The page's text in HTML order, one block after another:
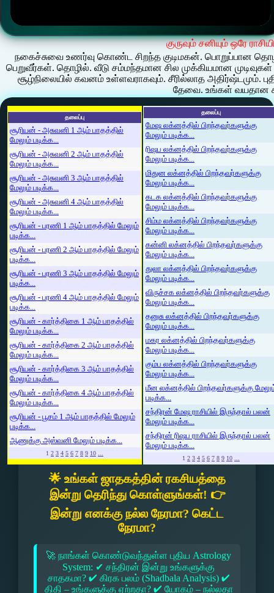
குருவும் சனியும் ஒரே
நகைச்சுவை உணர்வு கொண்ட சிறந்த குடிமகன். பொறுப்பான
பெறுவீர்கள். தொழில். வீடு சம்மந்தமான சில முக்கியமான முடிவுகள்
சூழ்நிலையில் கவனம் உள்ளவராகவும். சீரில்லாத அதிர்ஷ்டமும்.
தேவை. உங்கள் வயதான
தலைப்பு
சூரியன் - அசுவனி 1 ஆம் பாதத்தில்
மேலும் படிக்க...
சூரியன் - அசுவனி 2 ஆம் பாதத்தில்
மேலும் படிக்க...
சூரியன் - அசுவனி 3 ஆம் பாதத்தில்
மேலும் படிக்க...
சூரியன் - அசுவனி 4 ஆம் பாதத்தில்
மேலும் படிக்க...
சூரியன் - பரணி 1 ஆம் பாதத்தில் மேலும்
படிக்க...
சூரியன் - பரணி 2 ஆம் பாதத்தில் மேலும்
படிக்க...
சூரியன் - பரணி 3 ஆம் பாதத்தில் மேலும்
படிக்க...
சூரியன் - பரணி 4 ஆம் பாதத்தில் மேலும்
படிக்க...
சூரியன் - கார்த்திகை 1 ஆம் பாதத்தில்
மேலும் படிக்க...
சூரியன் - கார்த்திகை 2 ஆம் பாதத்தில்
மேலும் படிக்க...
சூரியன் - கார்த்திகை 3 ஆம் பாதத்தில்
மேலும் படிக்க...
சூரியன் - கார்த்திகை 4 ஆம் பாதத்தில்
மேலும் படிக்க...
சூரியன் - பூசம் 1 ஆம் பாதத்தில் மேலும்
படிக்க...
ஆணுக்கு அஸ்வனி மேலும் படிக்க...
1 2 3 4 5 6 7 8 9 10 ...
தலைப்பு
மேஷ லக்னத்தில் பிறந்தவர்களுக்கு
மேலும் படிக்க...
ரிஷப லக்னத்தில் பிறந்தவர்களுக்கு
மேலும் படிக்க...
மிதுன லக்னத்தில் பிறந்தவர்களுக்கு
மேலும் படிக்க...
கடக லக்னத்தில் பிறந்தவர்களுக்கு
மேலும் படிக்க...
சிம்ம லக்னத்தில் பிறந்தவர்களுக்கு
மேலும் படிக்க...
கன்னி லக்னத்தில் பிறந்தவர்களுக்கு
மேலும் படிக்க...
துலா லக்னத்தில் பிறந்தவர்களுக்கு
மேலும் படிக்க...
விருச்சக லக்னத்தில் பிறந்தவர்களுக்கு
மேலும் படிக்க...
தனுசு லக்னத்தில் பிறந்தவர்களுக்கு
மேலும் படிக்க...
மகர லக்னத்தில் பிறந்தவர்களுக்கு
மேலும் படிக்க...
கும்ப லக்னத்தில் பிறந்தவர்களுக்கு
மேலும் படிக்க...
மீன லக்னத்தில் பிறந்தவர்களுக்கு
படிக்க...
சந்திரன் மேஷ ராசியில் இருந்தால் பலன்
மேலும் படிக்க...
சந்திரன் ரிஷப ராசியில் இருந்தால் பலன்
மேலும் படிக்க...
1 2 3 4 5 6 7 8 9 10 ...
🌟 உங்கள் ஜாதகத்தின் ரகசியத்தை
இன்று தெரிந்து கொள்ளுங்கள்! 👉
இன்று எனக்கு நல்ல நேரமா? கெட்ட
நேரமா?
🚀 நாங்கள் கொண்டுவந்துள்ள புதிய Astrology
System: ✔ சந்திரன் இன்று உங்களுக்கு
சாதகமா? ✔ கிரக பலம் (Shadbala Analysis) ✔
திதி – உங்களுக்கு ஏற்றதா? ✔ யோகம் – நல்லதா